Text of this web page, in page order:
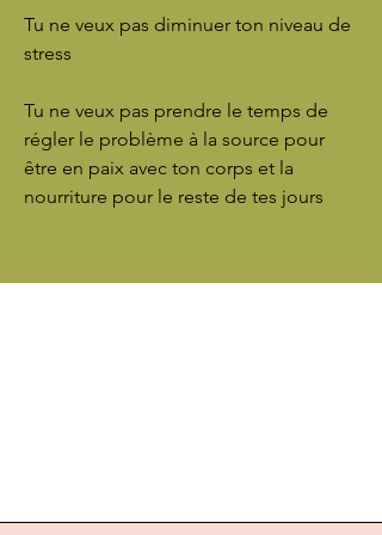
Tu ne veux pas diminuer ton niveau de
stress
Tu ne veux pas prendre le temps de
régler le problème à la source pour
être en paix avec ton corps et la
nourriture pour le reste de tes jours